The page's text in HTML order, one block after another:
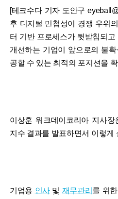
[테크수다 기자 도안구
후 디지털 민첩성이 경쟁 우위
터 기반 프로세스가 뒷받침되
개선하는 기업이 앞으로의 불
공할 수 있는 최적의 포지션을
이상훈 워크데이코리아 지사
지수 결과를 발표하면서 이렇게
기업용 인사및 재무관리 를 위